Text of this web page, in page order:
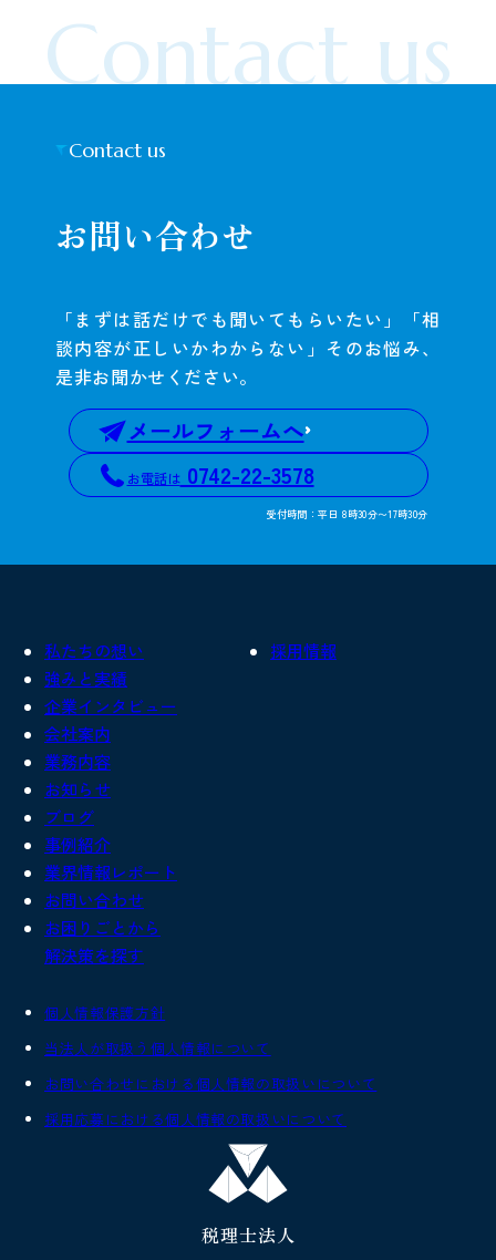
Contact us
お問い合わせ
Contact us
「まずは話だけでも聞いてもらいたい」「相
談内容が正しいかわからない」そのお悩み、
是非お聞かせください。
メールフォームへ
お電話は0742-22-3578
受付時間：平日 8時30分〜17時30分
私たちの想い
強みと実績
企業インタビュー
会社案内
業務内容
お知らせ
ブログ
事例紹介
業界情報レポート
お問い合わせ
お困りごとから
解決策を探す
採用情報
個人情報保護方針
当法人が取扱う個人情報について
お問い合わせにおける個人情報の取扱いについて
採用応募における個人情報の取扱いについて
税理士法人